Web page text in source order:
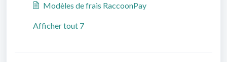
Modèles de frais RaccoonPay
Afficher tout 7